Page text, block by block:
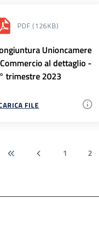
PDF (126KB)
Unioncamere
al dettaglio -
trimestre 2023
FILE
1 2